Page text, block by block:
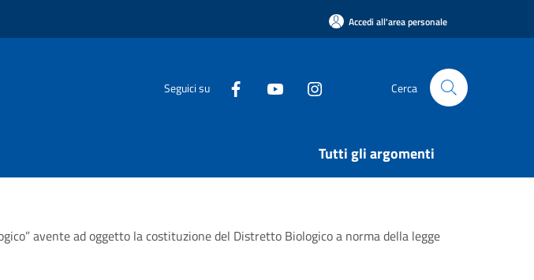
Accedi all'area personale
Seguici su Cerca
Tutti gli argomenti
avente ad oggetto la costituzione del Distretto Biologico a norma della legge